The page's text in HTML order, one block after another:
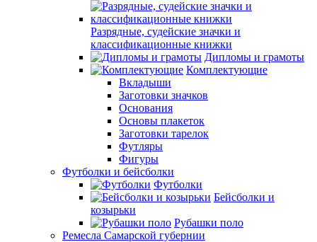
Разрядные, судейские значки и
классификационные книжки
Дипломы и грамоты
Комплектующие
Вкладыши
Заготовки значков
Основания
Основы плакеток
Заготовки тарелок
Футляры
Фигуры
Футболки и бейсболки
Футболки
Бейсболки и
козырьки
Рубашки поло
Ремесла Самарской губернии